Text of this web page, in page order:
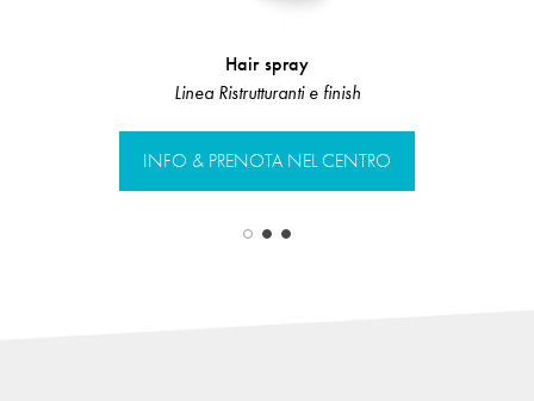
Hair spray
Linea Ristrutturanti e finish
INFO & PRENOTA NEL CENTRO